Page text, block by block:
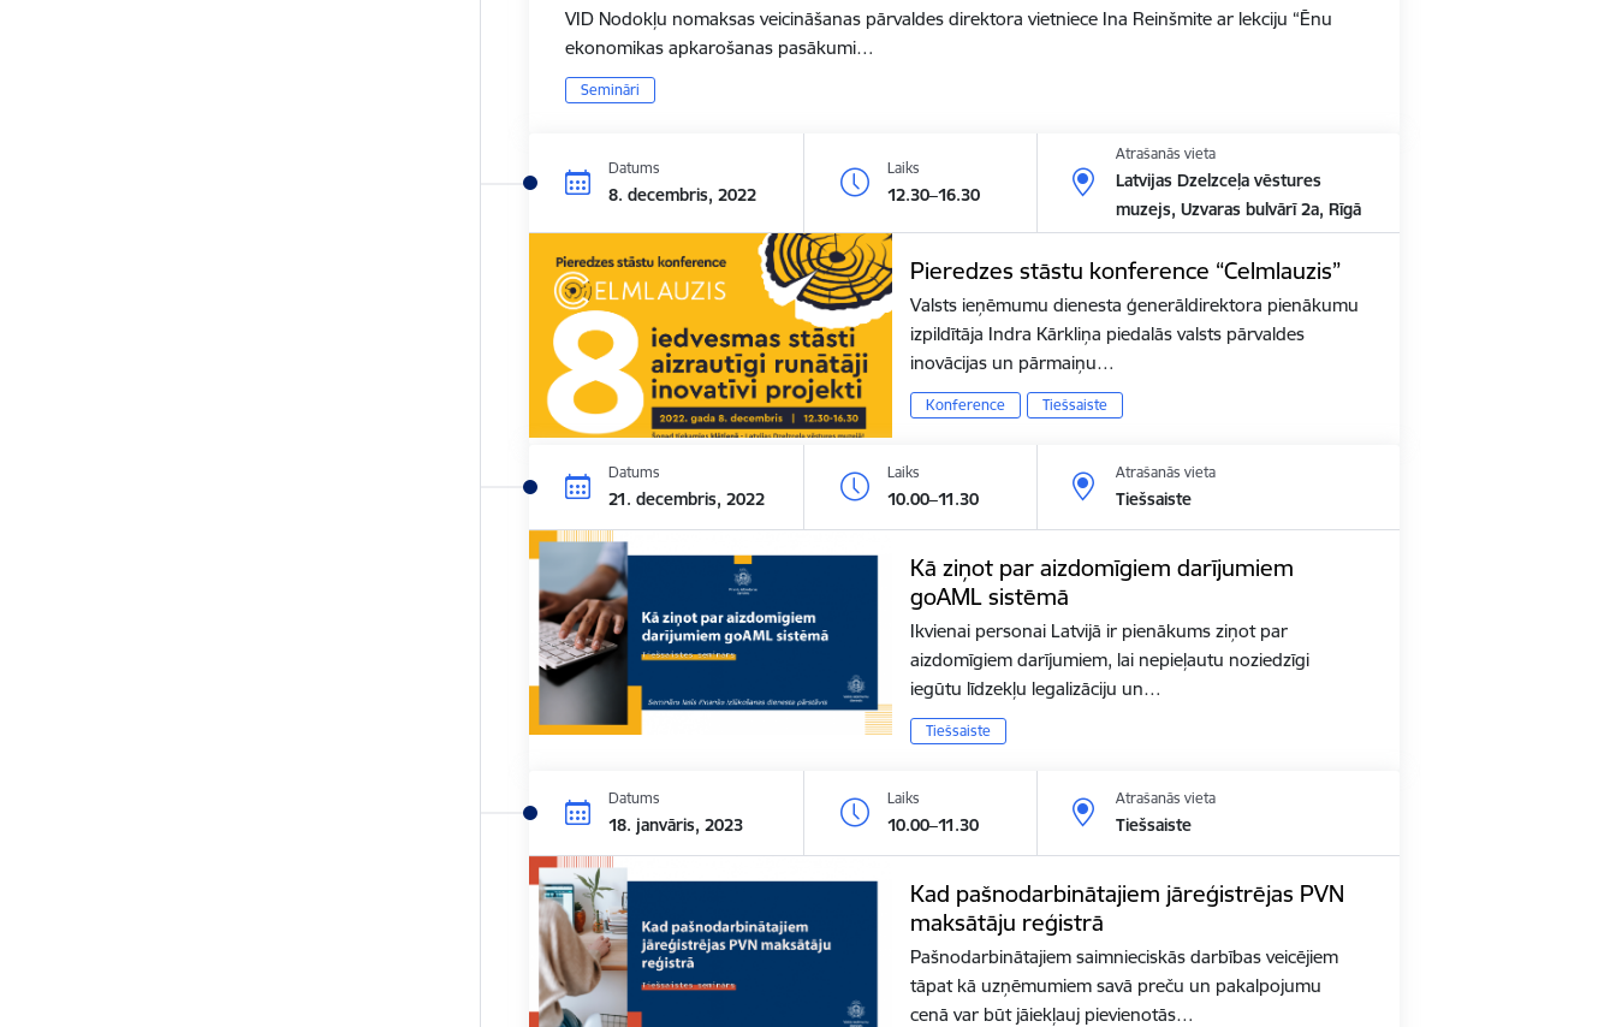
VID Nodokļu nomaksas veicināšanas pārvaldes direktora vietniece Ina Reinšmite ar lekciju “Ēnu
ekonomikas apkarošanas pasākumi…
Semināri
Datums
8. decembris, 2022
Laiks
12.30–16.30
Atrašanās vieta
Latvijas Dzelzceļa vēstures
muzejs, Uzvaras bulvārī 2a, Rīgā
Pieredzes stāstu konference “Celmlauzis”
Valsts ieņēmumu dienesta ģenerāldirektora pienākumu
izpildītāja Indra Kārkliņa piedalās valsts pārvaldes
inovācijas un pārmaiņu…
Konference Tiešsaiste
Datums
21. decembris, 2022
Laiks
10.00–11.30
Atrašanās vieta
Tiešsaiste
Kā ziņot par aizdomīgiem darījumiem
goAML sistēmā
Ikvienai personai Latvijā ir pienākums ziņot par
aizdomīgiem darījumiem, lai nepieļautu noziedzīgi
iegūtu līdzekļu legalizāciju un…
Tiešsaiste
Datums
18. janvāris, 2023
Laiks
10.00–11.30
Atrašanās vieta
Tiešsaiste
Kad pašnodarbinātajiem jāreģistrējas PVN
maksātāju reģistrā
Pašnodarbinātajiem saimnieciskās darbības veicējiem
tāpat kā uzņēmumiem savā preču un pakalpojumu
cenā var būt jāiekļauj pievienotās…